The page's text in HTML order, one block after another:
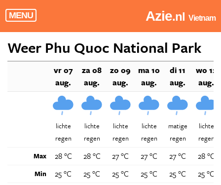
MENU Azie.nl Vietnam
Weer Phu Quoc National Park
vr 07
aug.
za 08
aug.
zo 09
aug.
ma 10
aug.
di 11
aug.
wo 12
aug.
lichte
regen
lichte
regen
lichte
regen
lichte
regen
matige
regen
lichte
regen
Max
28 °C 28 °C 27 °C 27 °C 27 °C 28 °C
Min 25 °C 25 °C 25 °C 25 °C 25 °C 25 °C